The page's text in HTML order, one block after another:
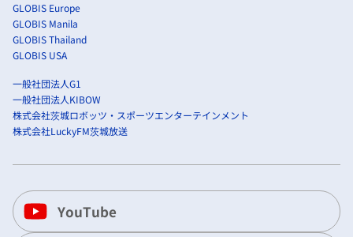
GLOBIS Europe
GLOBIS Manila
GLOBIS Thailand
GLOBIS USA
一般社団法人G1
一般社団法人KIBOW
株式会社茨城ロボッツ・スポーツエンターテインメント
株式会社LuckyFM茨城放送
YouTube